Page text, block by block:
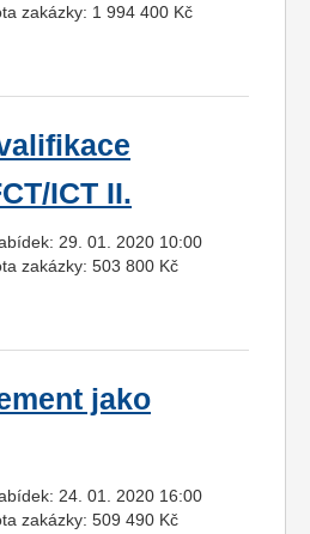
zakázky: 1 994 400 Kč
ICT II.
29. 01. 2020 10:00
zakázky: 503 800 Kč
jako
24. 01. 2020 16:00
zakázky: 509 490 Kč